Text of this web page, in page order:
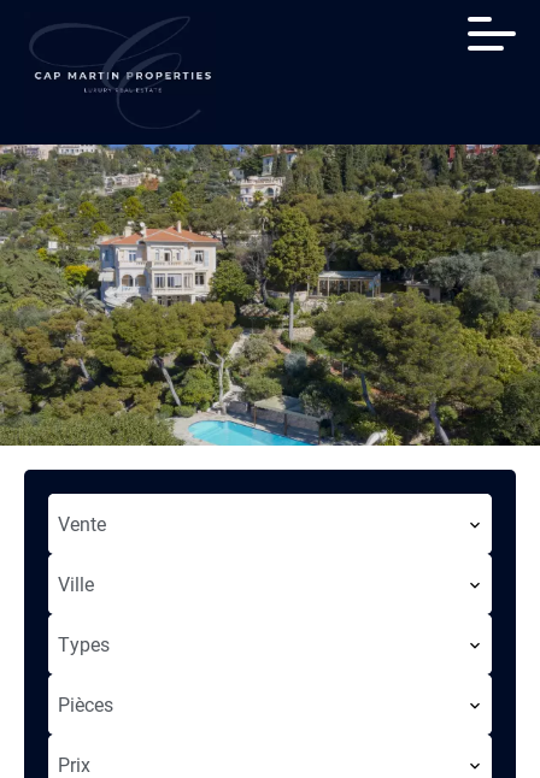
Vente
Ville
Types
Pièces
Prix